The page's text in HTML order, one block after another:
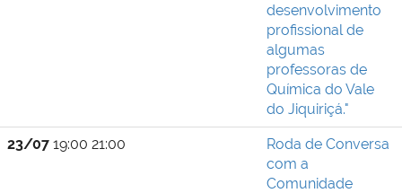
desenvolvimento
profissional de
algumas
professoras de
Química do Vale
do Jiquiriçá."
23/07 19:00 21:00
Roda de Conversa
com a
Comunidade